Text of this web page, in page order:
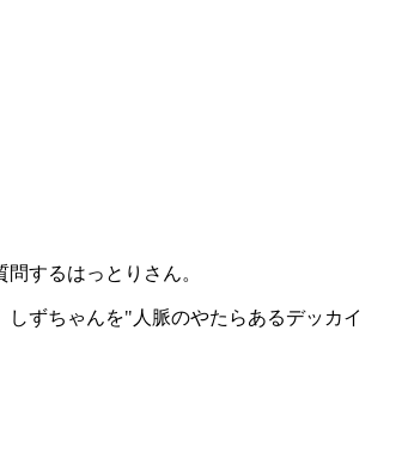
するはっとりさん。
ずちゃんを"人脈のやたらあるデッカイ